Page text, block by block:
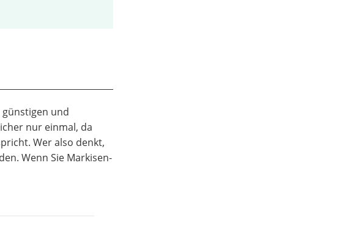
und
nur einmal, da
Wer also denkt,
Wenn Sie Markisen-